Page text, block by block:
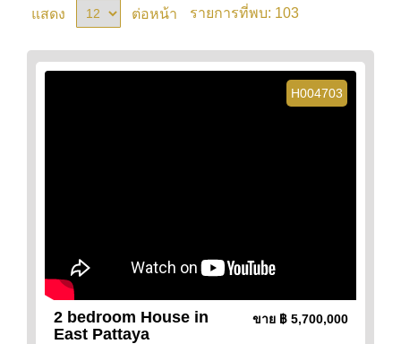
แสดง ต่อหน้า รายการที่พบ: 103
H004703
2 bedroom House in
East Pattaya
ขาย ฿ 5,700,000